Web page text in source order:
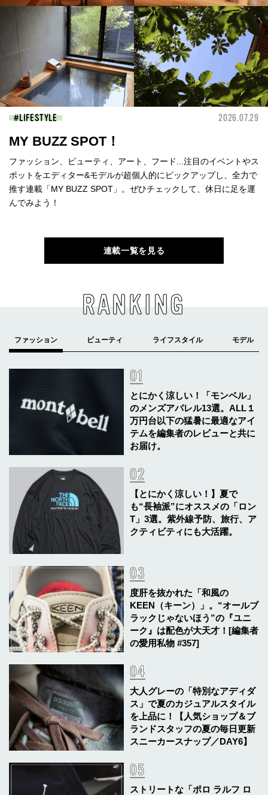
LIFESTYLE 2026.07.29
MY BUZZ SPOT！
ファッション、ビューティ、アート、フード...注目のイベントやス
ポットをエディター&モデルが超個人的にピックアップし、全力で
推す連載「MY BUZZ SPOT」。ぜひチェックして、休日に足を運
んでみよう！
連載一覧を見る
RANKING
とにかく涼しい！「モンベル」
のメンズアパレル13選。ALL１
万円台以下の猛暑に最適なアイ
テムを編集者のレビューと共に
お届け。
【とにかく涼しい！】夏で
も“長袖派”にオススメの「ロン
T」3選。紫外線予防、旅行、ア
クティビティにも大活躍。
度肝を抜かれた「和風の
KEEN（キーン）」。“オールブ
ラックじゃないほう”の『ユニ
ーク』は配色が大天才！[編集者
の愛用私物 #357]
大人グレーの「特別なアディダ
ス」で夏のカジュアルスタイル
を上品に！【人気ショップ＆ブ
ランドスタッフの夏の毎日更新
スニーカースナップ／DAY6】
ストリートな「ポロ ラルフ ロ